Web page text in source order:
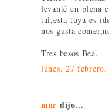
levanté en plena
tal,esta tuya es
nos gusta
Tres besos Bea.
lunes, 27 febrero,
mar dijo...